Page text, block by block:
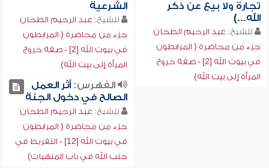
تجارة ولا بيع عن ذكر
الله...)
للشيخ: عبد الرحيم الطحان
جزء من محاضرة ( المرابطون
في بيوت الله [2] - صفة خروج
المرأة إلى بيت الله)
الشرعية
للشيخ: عبد الرحيم الطحان
جزء من محاضرة ( المرابطون
في بيوت الله [2] - صفة خروج
المرأة إلى بيت الله)
الفهرس:أثر العمل
الصالح في دخول الجنة
للشيخ: عبد الرحيم الطحان
جزء من محاضرة ( المرابطون
في بيوت الله [12] - التفريط في
جنب الله في باب المنهيات)